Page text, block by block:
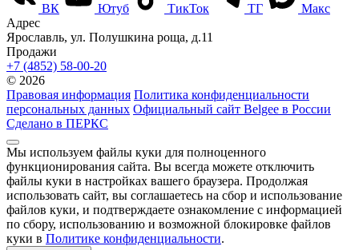
ВК Ютуб ТикТок ТГ
Макс
Адрес
Ярославль, ул. Полушкина роща, д.11
Продажи
+7 (4852) 58-00-20
© 2026
Правовая информация Политика конфиденциальности
персональных данных Официальный сайт Belgee в России
Сделано в ПЕРКС
Мы используем файлы куки для полноценного
функционирования сайта. Вы всегда можете отключить
файлы куки в настройках вашего браузера. Продолжая
использовать сайт, вы соглашаетесь на сбор и использование
файлов куки, и подтверждаете ознакомление с информацией
по сбору, использованию и возможной блокировке файлов
куки в Политике конфиденциальности.